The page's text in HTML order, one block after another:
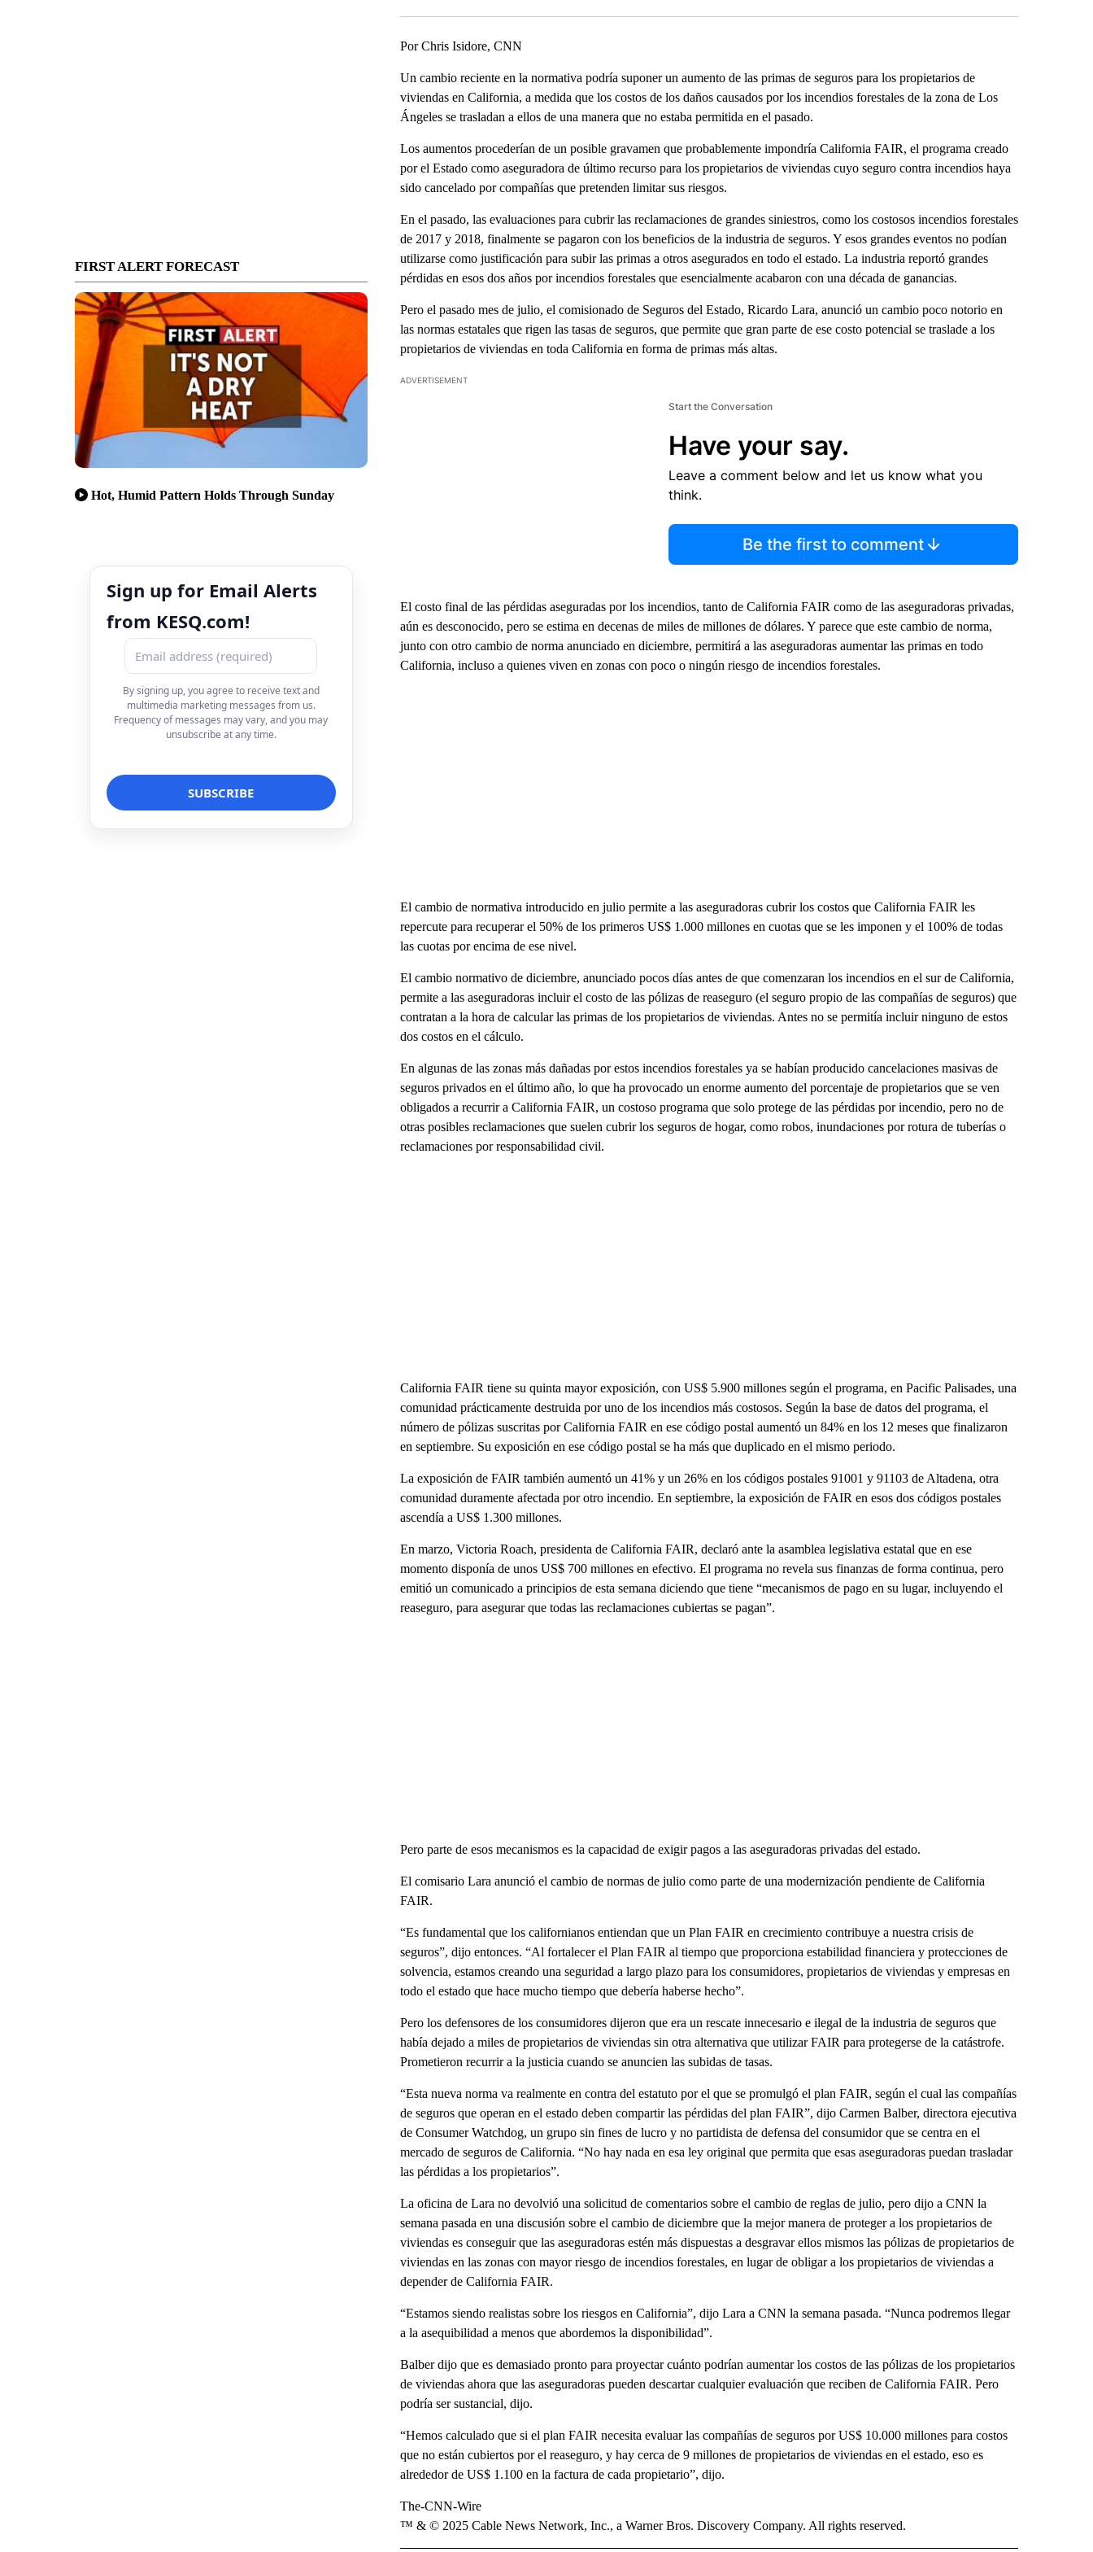
FIRST ALERT FORECAST
Hot, Humid Pattern Holds Through Sunday
Sign up for Email Alerts
from KESQ.com!
By signing up, you agree to receive text and
multimedia marketing messages from us.
Frequency of messages may vary, and you may
unsubscribe at any time.
Por Chris Isidore, CNN
Un cambio reciente en la normativa podría suponer un aumento de las primas de seguros para los propietarios de
viviendas en California, a medida que los costos de los daños causados por los incendios forestales de la zona de Los
Ángeles se trasladan a ellos de una manera que no estaba permitida en el pasado.
Los aumentos procederían de un posible gravamen que probablemente impondría California FAIR, el programa creado
por el Estado como aseguradora de último recurso para los propietarios de viviendas cuyo seguro contra incendios haya
sido cancelado por compañías que pretenden limitar sus riesgos.
En el pasado, las evaluaciones para cubrir las reclamaciones de grandes siniestros, como los costosos incendios forestales
de 2017 y 2018, finalmente se pagaron con los beneficios de la industria de seguros. Y esos grandes eventos no podían
utilizarse como justificación para subir las primas a otros asegurados en todo el estado. La industria reportó grandes
pérdidas en esos dos años por incendios forestales que esencialmente acabaron con una década de ganancias.
Pero el pasado mes de julio, el comisionado de Seguros del Estado, Ricardo Lara, anunció un cambio poco notorio en
las normas estatales que rigen las tasas de seguros, que permite que gran parte de ese costo potencial se traslade a los
propietarios de viviendas en toda California en forma de primas más altas.
ADVERTISEMENT
Start the Conversation
Have your say.
Leave a comment below and let us know what you
think.
Be the first to comment
El costo final de las pérdidas aseguradas por los incendios, tanto de California FAIR como de las aseguradoras privadas,
aún es desconocido, pero se estima en decenas de miles de millones de dólares. Y parece que este cambio de norma,
junto con otro cambio de norma anunciado en diciembre, permitirá a las aseguradoras aumentar las primas en todo
California, incluso a quienes viven en zonas con poco o ningún riesgo de incendios forestales.
El cambio de normativa introducido en julio permite a las aseguradoras cubrir los costos que California FAIR les
repercute para recuperar el 50% de los primeros US$ 1.000 millones en cuotas que se les imponen y el 100% de todas
las cuotas por encima de ese nivel.
El cambio normativo de diciembre, anunciado pocos días antes de que comenzaran los incendios en el sur de California,
permite a las aseguradoras incluir el costo de las pólizas de reaseguro (el seguro propio de las compañías de seguros) que
contratan a la hora de calcular las primas de los propietarios de viviendas. Antes no se permitía incluir ninguno de estos
dos costos en el cálculo.
En algunas de las zonas más dañadas por estos incendios forestales ya se habían producido cancelaciones masivas de
seguros privados en el último año, lo que ha provocado un enorme aumento del porcentaje de propietarios que se ven
obligados a recurrir a California FAIR, un costoso programa que solo protege de las pérdidas por incendio, pero no de
otras posibles reclamaciones que suelen cubrir los seguros de hogar, como robos, inundaciones por rotura de tuberías o
reclamaciones por responsabilidad civil.
California FAIR tiene su quinta mayor exposición, con US$ 5.900 millones según el programa, en Pacific Palisades, una
comunidad prácticamente destruida por uno de los incendios más costosos. Según la base de datos del programa, el
número de pólizas suscritas por California FAIR en ese código postal aumentó un 84% en los 12 meses que finalizaron
en septiembre. Su exposición en ese código postal se ha más que duplicado en el mismo periodo.
La exposición de FAIR también aumentó un 41% y un 26% en los códigos postales 91001 y 91103 de Altadena, otra
comunidad duramente afectada por otro incendio. En septiembre, la exposición de FAIR en esos dos códigos postales
ascendía a US$ 1.300 millones.
En marzo, Victoria Roach, presidenta de California FAIR, declaró ante la asamblea legislativa estatal que en ese
momento disponía de unos US$ 700 millones en efectivo. El programa no revela sus finanzas de forma continua, pero
emitió un comunicado a principios de esta semana diciendo que tiene “mecanismos de pago en su lugar, incluyendo el
reaseguro, para asegurar que todas las reclamaciones cubiertas se pagan”.
Pero parte de esos mecanismos es la capacidad de exigir pagos a las aseguradoras privadas del estado.
El comisario Lara anunció el cambio de normas de julio como parte de una modernización pendiente de California
FAIR.
“Es fundamental que los californianos entiendan que un Plan FAIR en crecimiento contribuye a nuestra crisis de
seguros”, dijo entonces. “Al fortalecer el Plan FAIR al tiempo que proporciona estabilidad financiera y protecciones de
solvencia, estamos creando una seguridad a largo plazo para los consumidores, propietarios de viviendas y empresas en
todo el estado que hace mucho tiempo que debería haberse hecho”.
Pero los defensores de los consumidores dijeron que era un rescate innecesario e ilegal de la industria de seguros que
había dejado a miles de propietarios de viviendas sin otra alternativa que utilizar FAIR para protegerse de la catástrofe.
Prometieron recurrir a la justicia cuando se anuncien las subidas de tasas.
“Esta nueva norma va realmente en contra del estatuto por el que se promulgó el plan FAIR, según el cual las compañías
de seguros que operan en el estado deben compartir las pérdidas del plan FAIR”, dijo Carmen Balber, directora ejecutiva
de Consumer Watchdog, un grupo sin fines de lucro y no partidista de defensa del consumidor que se centra en el
mercado de seguros de California. “No hay nada en esa ley original que permita que esas aseguradoras puedan trasladar
las pérdidas a los propietarios”.
La oficina de Lara no devolvió una solicitud de comentarios sobre el cambio de reglas de julio, pero dijo a CNN la
semana pasada en una discusión sobre el cambio de diciembre que la mejor manera de proteger a los propietarios de
viviendas es conseguir que las aseguradoras estén más dispuestas a desgravar ellos mismos las pólizas de propietarios de
viviendas en las zonas con mayor riesgo de incendios forestales, en lugar de obligar a los propietarios de viviendas a
depender de California FAIR.
“Estamos siendo realistas sobre los riesgos en California”, dijo Lara a CNN la semana pasada. “Nunca podremos llegar
a la asequibilidad a menos que abordemos la disponibilidad”.
Balber dijo que es demasiado pronto para proyectar cuánto podrían aumentar los costos de las pólizas de los propietarios
de viviendas ahora que las aseguradoras pueden descartar cualquier evaluación que reciben de California FAIR. Pero
podría ser sustancial, dijo.
“Hemos calculado que si el plan FAIR necesita evaluar las compañías de seguros por US$ 10.000 millones para costos
que no están cubiertos por el reaseguro, y hay cerca de 9 millones de propietarios de viviendas en el estado, eso es
alrededor de US$ 1.100 en la factura de cada propietario”, dijo.
The-CNN-Wire
™ & © 2025 Cable News Network, Inc., a Warner Bros. Discovery Company. All rights reserved.